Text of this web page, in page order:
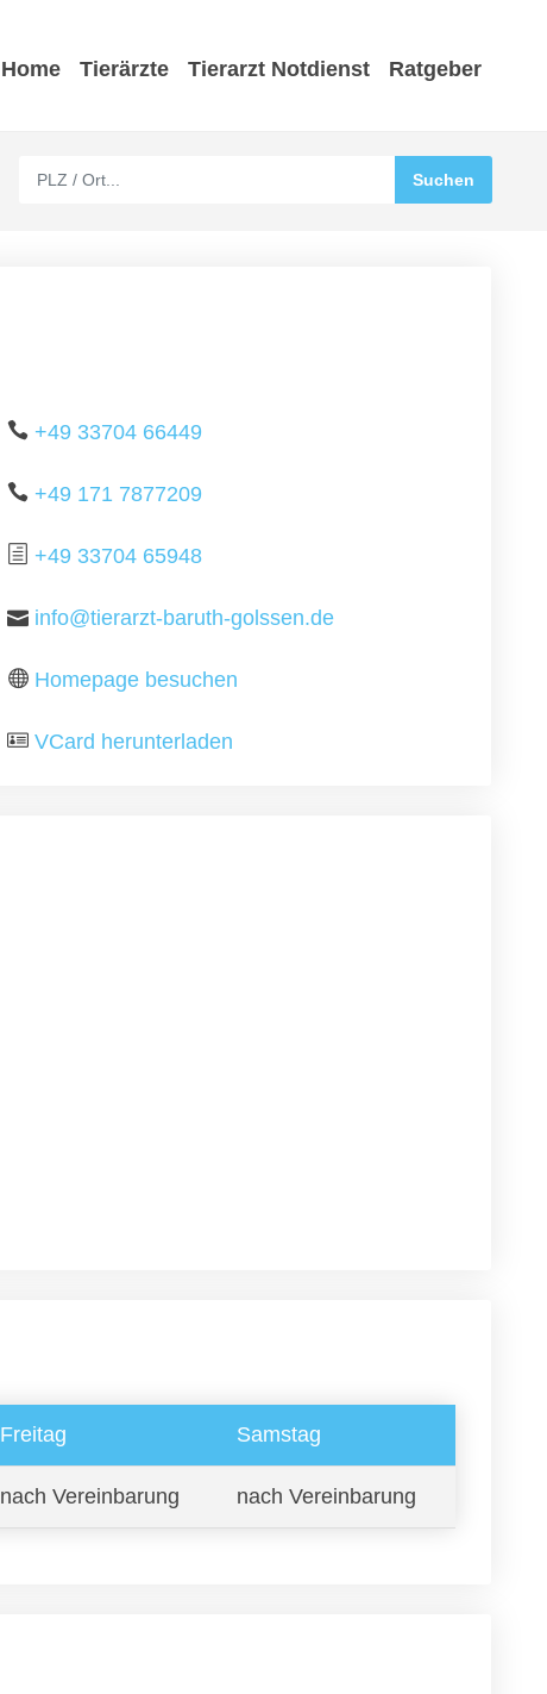
Home Tierärzte Tierarzt Notdienst Ratgeber
+49 33704 66449
+49 171 7877209
+49 33704 65948
info@tierarzt-baruth-golssen.de
Homepage besuchen
VCard herunterladen
Freitag Samstag
nach Vereinbarung nach Vereinbarung